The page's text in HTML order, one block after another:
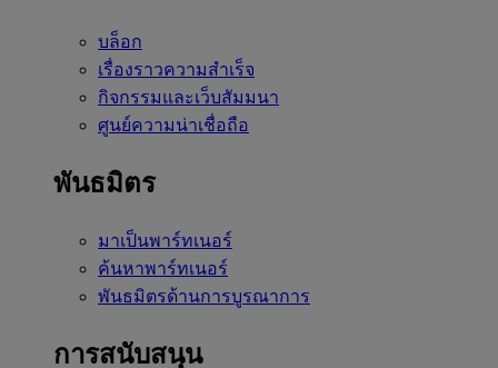
บล็อก
เรื่องราวความสำเร็จ
กิจกรรมและเว็บสัมมนา
ศูนย์ความน่าเชื่อถือ
พันธมิตร
มาเป็นพาร์ทเนอร์
ค้นหาพาร์ทเนอร์
พันธมิตรด้านการบูรณาการ
การสนับสนุน